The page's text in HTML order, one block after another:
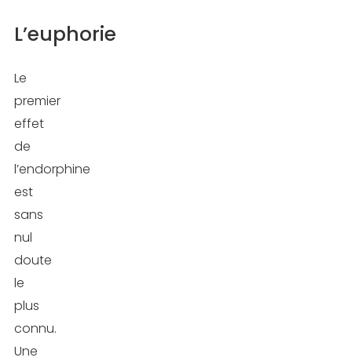
L’euphorie
Le
premier
effet
de
l’endorphine
est
sans
nul
doute
le
plus
connu.
Une